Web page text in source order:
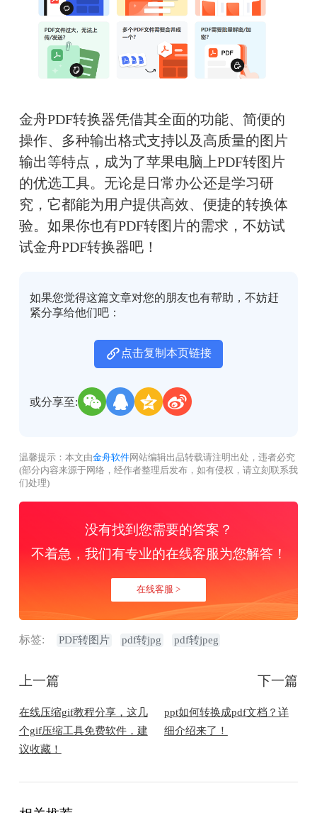
金舟PDF转换器凭借其全面的功能、简便的
操作、多种输出格式支持以及高质量的图片
输出等特点，成为了苹果电脑上PDF转图片
的优选工具。无论是日常办公还是学习研
究，它都能为用户提供高效、便捷的转换体
验。如果你也有PDF转图片的需求，不妨试
试金舟PDF转换器吧！
如果您觉得这篇文章对您的朋友也有帮助，不妨赶
紧分享给他们吧：
点击复制本页链接
或分享至:
温馨提示：本文由金舟软件网站编辑出品转载请注明出处，违者必究
(部分内容来源于网络，经作者整理后发布，如有侵权，请立刻联系我
们处理)
没有找到您需要的答案？
不着急，我们有专业的在线客服为您解答！
在线客服 >
标签: PDF转图片 pdf转jpg pdf转jpeg
上一篇
在线压缩gif教程分享，这几
个gif压缩工具免费软件，建
议收藏！
下一篇
ppt如何转换成pdf文档？详
细介绍来了！